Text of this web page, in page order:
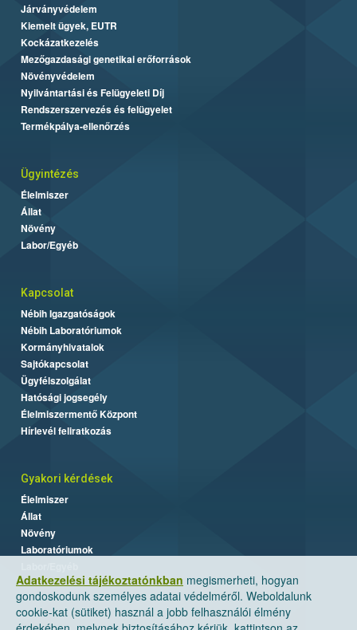
Adatkezelési tájékoztatónkban megismerheti, hogyan
gondoskodunk személyes adatai védelméről. Weboldalunk
cookie-kat (sütiket) használ a jobb felhasználói élmény
Járványvédelem
Kiemelt ügyek, EUTR
Kockázatkezelés
Mezőgazdasági genetikai erőforrások
Növényvédelem
Nyilvántartási és Felügyeleti Díj
Rendszerszervezés és felügyelet
Termékpálya-ellenőrzés
Ügyintézés
Élelmiszer
Állat
Növény
Labor/Egyéb
Kapcsolat
Nébih Igazgatóságok
Nébih Laboratóriumok
Kormányhivatalok
Sajtókapcsolat
Ügyfélszolgálat
Hatósági jogsegély
Élelmiszermentő Központ
Hírlevél feliratkozás
Gyakori kérdések
Élelmiszer
Állat
Növény
Laboratóriumok